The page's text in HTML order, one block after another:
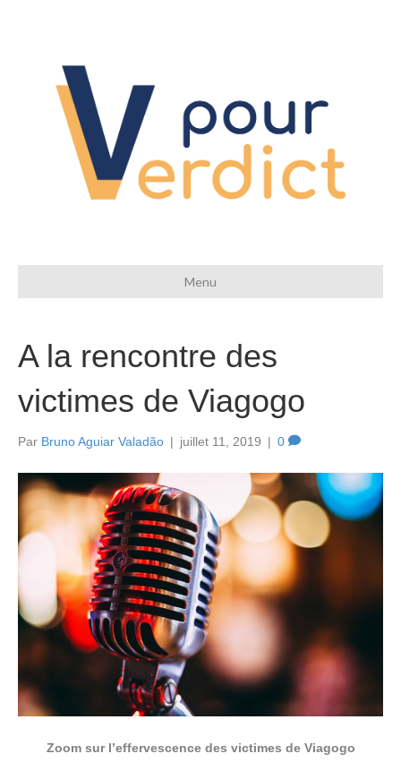
Menu
A la rencontre des
victimes de Viagogo
Par Bruno Aguiar Valadão | juillet 11, 2019 | 0
Zoom sur l’effervescence des victimes de Viagogo